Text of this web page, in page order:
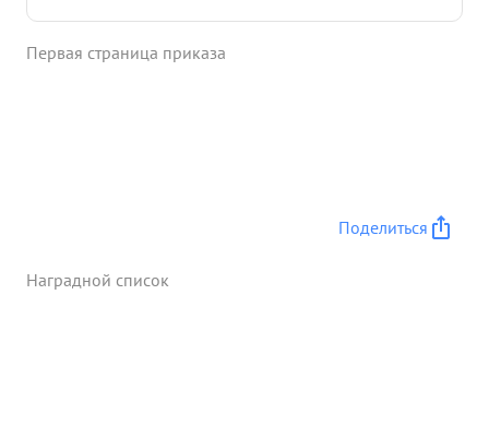
заметки как два немца старались зайти с фланга
Первая страница приказа
Поделиться
Наградной список